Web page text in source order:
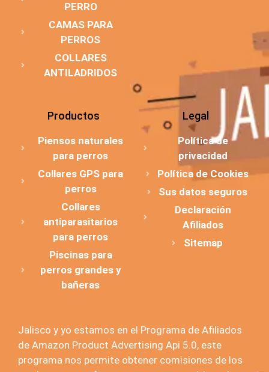
PERRO
CAMAS PARA
PERROS
COLLARES
ANTILADRIDOS
Productos
Piensos naturales
para perros
Collares GPS para
perros
Collares
antiparasitarios
para perros
Piscinas para
perros grandes y
bañeras
Legal
Política de
privacidad
Política de Cookies
Sus datos seguros
Declaración
Afiliados
Sitemap
Jalisco y yo estamos en el Programa de Afiliados
de Amazon Product Advertising Api 5.0, este
programa nos permite obtener comisiones de los